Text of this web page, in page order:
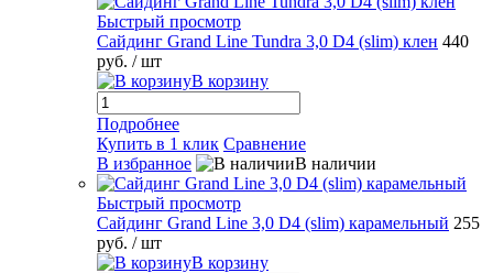
Быстрый просмотр
Сайдинг Grand Line Tundra 3,0 D4 (slim) клен 440
руб. / шт
В корзину
Подробнее
Купить в 1 клик Сравнение
В избранное
В наличии
Быстрый просмотр
Сайдинг Grand Line 3,0 D4 (slim) карамельный 255
руб. / шт
В корзину